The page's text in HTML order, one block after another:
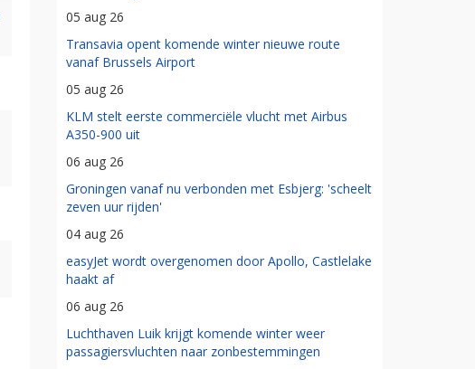
05 aug 26
Transavia opent komende winter nieuwe route
vanaf Brussels Airport
05 aug 26
KLM stelt eerste commerciële vlucht met Airbus
A350-900 uit
06 aug 26
Groningen vanaf nu verbonden met Esbjerg: 'scheelt
zeven uur rijden'
04 aug 26
easyJet wordt overgenomen door Apollo, Castlelake
haakt af
06 aug 26
Luchthaven Luik krijgt komende winter weer
passagiersvluchten naar zonbestemmingen